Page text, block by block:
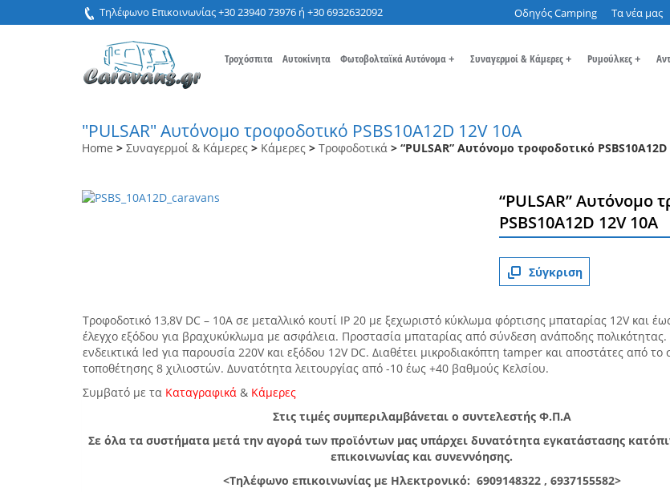
Τηλέφωνο Επικοινωνίας +30 23940 73976 ή +30 6932632092 Οδηγός Camping Τα νέα μας
Τροχόσπιτα Αυτοκίνητα Φωτοβολταϊκά Αυτόνομα+ Συναγερμοί & Κάμερες+ Ρυμούλκες+
"PULSAR" Αυτόνομο τροφοδοτικό PSBS10A12D 12V 10A
Home > Συναγερμοί & Κάμερες > Κάμερες > Τροφοδοτικά > “PULSAR” Αυτόνομο τροφοδοτικό PSBS10A12D
“PULSAR” Αυτόνομο
PSBS10A12D 12V 10A
Σύγκριση
Τροφοδοτικό 13,8V DC – 10A σε μεταλλικό κουτί IP 20 με ξεχωριστό κύκλωμα φόρτισης μπαταρίας 12V και
έλεγχο εξόδου για βραχυκύκλωμα με ασφάλεια. Προστασία μπαταρίας από σύνδεση ανάποδης
ενδεικτικά led για παρουσία 220V και εξόδου 12V DC. Διαθέτει μικροδιακόπτη tamper και αποστάτες από το
τοποθέτησης 8 χιλιοστών. Δυνατότητα λειτουργίας από -10 έως +40 βαθμούς Κελσίου.
Συμβατό με τα Καταγραφικά & Κάμερες
Στις τιμές συμπεριλαμβάνεται ο συντελεστής Φ.Π.Α
Σε όλα τα συστήματα μετά την αγορά των προϊόντων μας υπάρχει δυνατότητα εγκατάστασης
επικοινωνίας και συνεννόησης.
<Τηλέφωνο επικοινωνίας με Ηλεκτρονικό: 6909148322 , 6937155582>